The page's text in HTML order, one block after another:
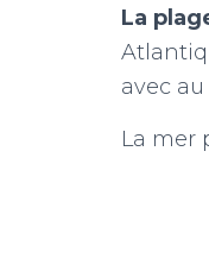
La
avec
La mer